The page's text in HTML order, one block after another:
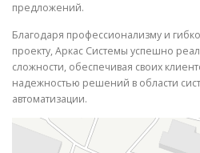
предложений.
Благодаря профессионализму и
проекту, Аркас Системы успешно
сложности, обеспечивая своих
надежностью решений в области
автоматизации.